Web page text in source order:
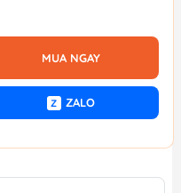
MUA NGAY
Z ZALO